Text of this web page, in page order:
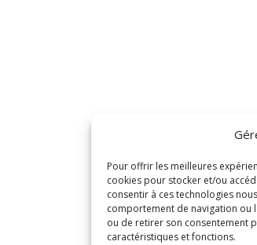
Pour offrir les meilleures
cookies pour stocker et/ou
consentir à ces technologies
comportement de navigation ou
ou de retirer son consentement
caractéristiques et fonctions.